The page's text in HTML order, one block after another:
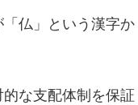
仏」という漢字か
な支配体制を保証